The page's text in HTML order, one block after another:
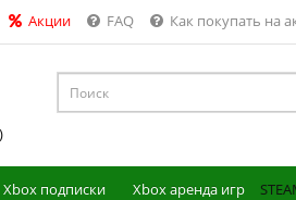
Акции FAQ Как покупать на
Xbox подписки Xbox аренда игр